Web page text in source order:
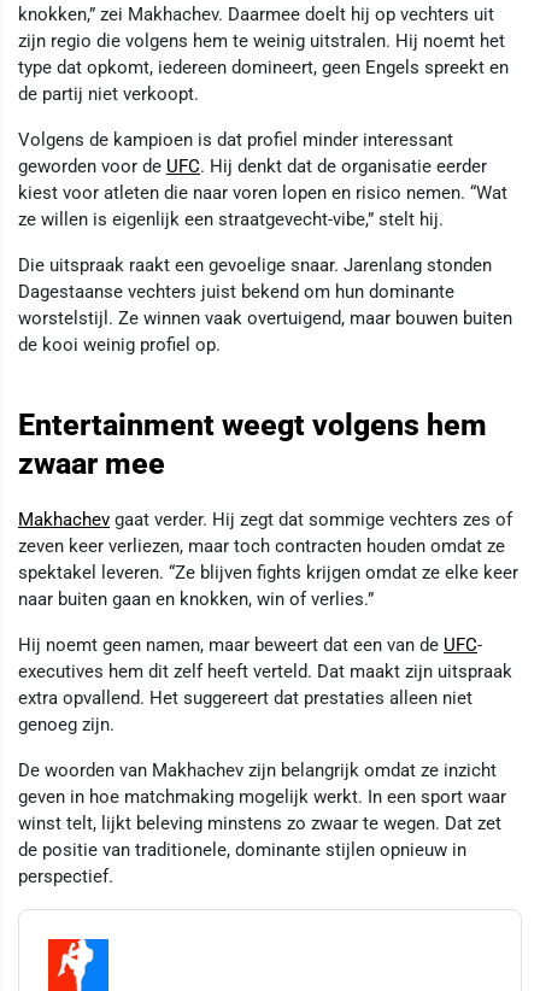
knokken,” zei Makhachev. Daarmee doelt hij op vechters uit
zijn regio die volgens hem te weinig uitstralen. Hij noemt het
type dat opkomt, iedereen domineert, geen Engels spreekt en
de partij niet verkoopt.
Volgens de kampioen is dat profiel minder interessant
geworden voor de UFC. Hij denkt dat de organisatie eerder
kiest voor atleten die naar voren lopen en risico nemen. “Wat
ze willen is eigenlijk een straatgevecht-vibe,” stelt hij.
Die uitspraak raakt een gevoelige snaar. Jarenlang stonden
Dagestaanse vechters juist bekend om hun dominante
worstelstijl. Ze winnen vaak overtuigend, maar bouwen buiten
de kooi weinig profiel op.
Entertainment weegt volgens hem
zwaar mee
Makhachev gaat verder. Hij zegt dat sommige vechters zes of
zeven keer verliezen, maar toch contracten houden omdat ze
spektakel leveren. “Ze blijven fights krijgen omdat ze elke keer
naar buiten gaan en knokken, win of verlies.”
Hij noemt geen namen, maar beweert dat een van de UFC-
executives hem dit zelf heeft verteld. Dat maakt zijn uitspraak
extra opvallend. Het suggereert dat prestaties alleen niet
genoeg zijn.
De woorden van Makhachev zijn belangrijk omdat ze inzicht
geven in hoe matchmaking mogelijk werkt. In een sport waar
winst telt, lijkt beleving minstens zo zwaar te wegen. Dat zet
de positie van traditionele, dominante stijlen opnieuw in
perspectief.